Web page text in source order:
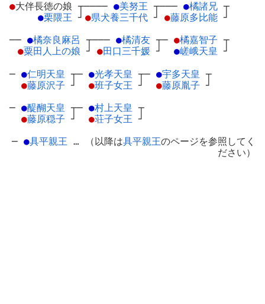
●大伴長徳の娘 ┬
●栗隈王 ┘
──── ●美努王 ┬
●県犬養三千代 ┘
─── ●橘諸兄 ┬
●藤原多比能 ┘
── ●橘奈良麻呂 ┬
●粟田人上の娘 ┘
─── ●橘清友 ┬
●田口三千媛 ┘
─ ●橘嘉智子 ┬
●嵯峨天皇 ┘
─ ●仁明天皇 ┬
●藤原沢子 ┘
─ ●光孝天皇 ┬
●班子女王 ┘
─ ●宇多天皇 ┬
●藤原胤子 ┘
─ ●醍醐天皇 ┬
●藤原穏子 ┘
─ ●村上天皇 ┬
●荘子女王 ┘
─ ●具平親王 … （以降は具平親王のページを参照してく
ださい）